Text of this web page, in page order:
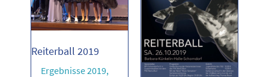
Reiterball 2019
Ergebnisse 2019,